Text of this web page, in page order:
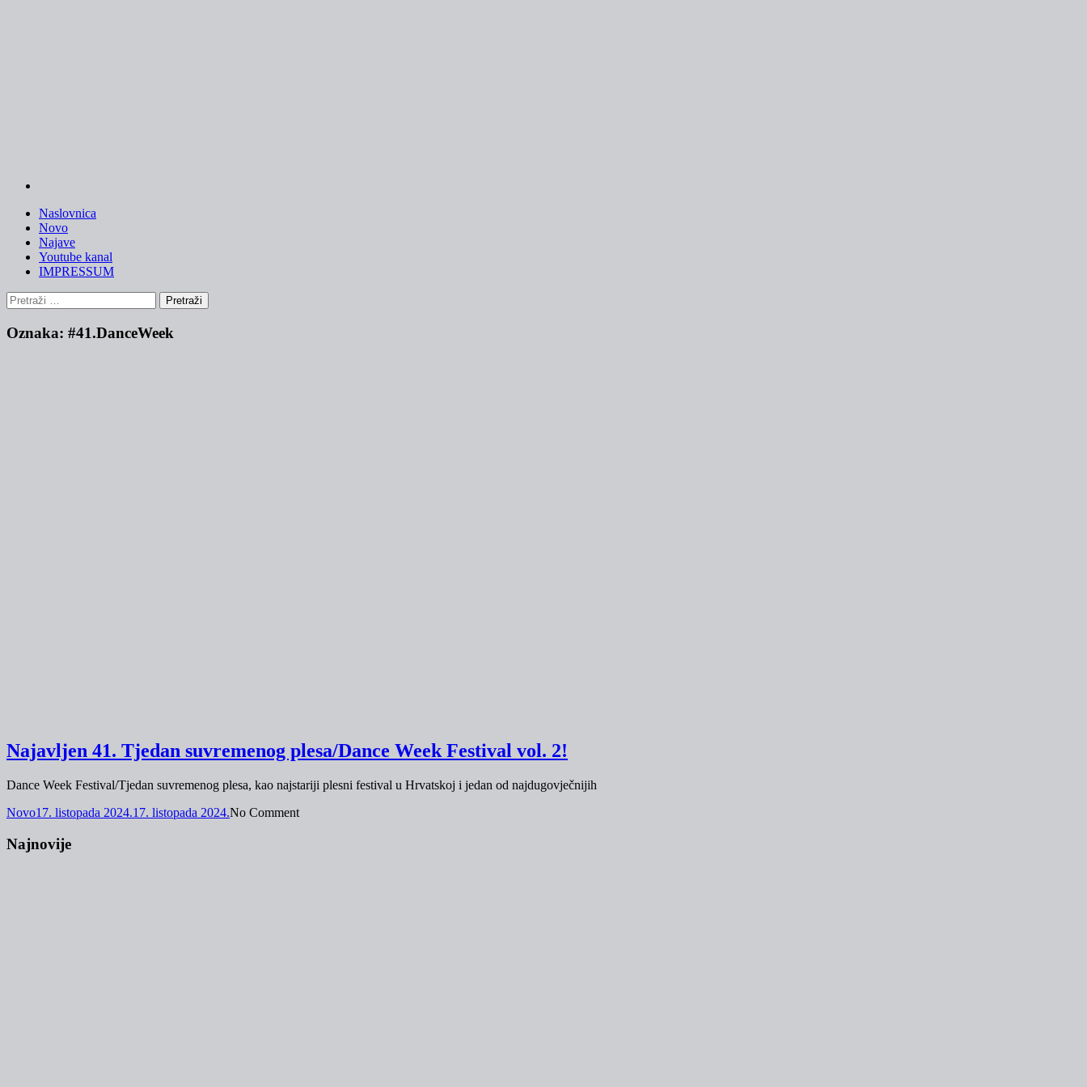
Naslovnica
Novo
Najave
Youtube kanal
IMPRESSUM
Pretraži:
Oznaka: #41.DanceWeek
Najavljen 41. Tjedan suvremenog plesa/Dance Week Festival vol. 2!
Dance Week Festival/Tjedan suvremenog plesa, kao najstariji plesni festival u Hrvatskoj i jedan od najdugovječnijih
Novo17. listopada 2024.17. listopada 2024.No Comment
Najnovije